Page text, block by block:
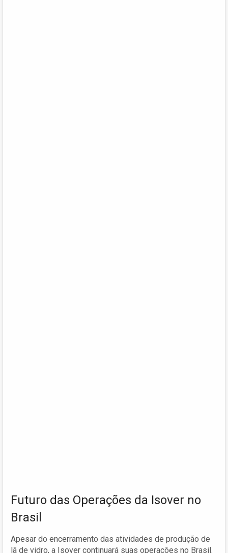
Futuro das Operações da Isover no
Brasil
Apesar do encerramento das atividades de produção de
lã de vidro, a Isover continuará suas operações no Brasil.